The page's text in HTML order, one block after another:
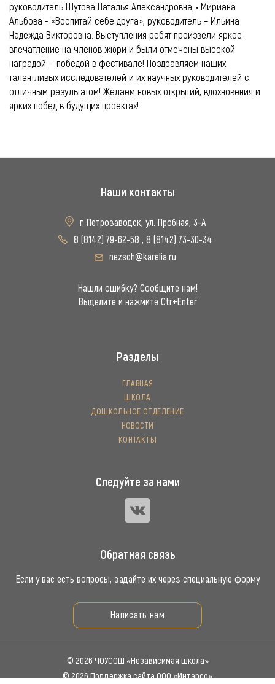
руководитель Шутова Наталья Александровна; • Мириана
Альбова - «Воспитай себе друга», руководитель – Ильина
Надежда Викторовна. Выступления ребят произвели яркое
впечатление на членов жюри и были отмечены высокой
наградой — победой в фестивале! Поздравляем наших
талантливых исследователей и их научных руководителей с
отличным результатом! Желаем новых открытий, вдохновения и
ярких побед в будущих проектах!
Наши контакты
г. Петрозаводск, ул. Пробная, 3-А
8 (8142) 79-62-58 , 8 (8142) 73-30-34
nezsch@karelia.ru
Нашли ошибку? Сообщите нам!
Выделите и нажмите Ctr+Enter
Разделы
ГЛАВНАЯ
ШКОЛА
ДОШКОЛЬНОЕ ОТДЕЛЕНИЕ
НОВОСТИ
КОНТАКТЫ
Следуйте за нами
Обратная связь
Если у вас есть вопросы, задайте их через специальную форму
Написать нам
© 2026 ЧОУСОШ «Независимая школа»
© 2026 Поддержка сайта ООО «Интэрсо»